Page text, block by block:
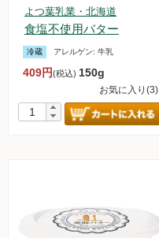
よつ葉乳業・北海道
食塩不使用バター
冷蔵 アレルゲン: 牛乳
409円(税込) 150g
お気に入り(3)